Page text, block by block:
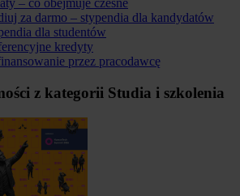
– co obejmuje czesne
za darmo – stypendia dla kandydatów
dla studentów
kredyty
przez pracodawcę
z kategorii Studia i szkolenia